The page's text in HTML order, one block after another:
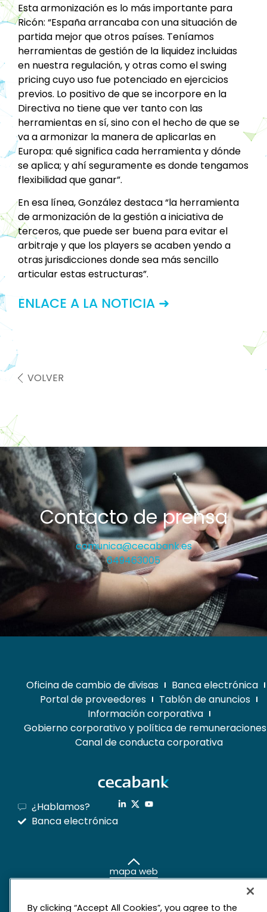
Esta armonización es lo más importante para
Ricón: “España arrancaba con una situación de
partida mejor que otros países. Teníamos
herramientas de gestión de la liquidez incluidas
en nuestra regulación, y otras como el swing
pricing cuyo uso fue potenciado en ejercicios
previos. Lo positivo de que se incorpore en la
Directiva no tiene que ver tanto con las
herramientas en sí, sino con el hecho de que se
va a armonizar la manera de aplicarlas en
Europa: qué significa cada herramienta y dónde
se aplica; y ahí seguramente es donde tengamos
flexibilidad que ganar”.
En esa línea, González destaca “la herramienta
de armonización de la gestión a iniciativa de
terceros, que puede ser buena para evitar el
arbitraje y que los players se acaben yendo a
otras jurisdicciones donde sea más sencillo
articular estas estructuras”.
ENLACE A LA NOTICIA ➜
VOLVER
Contacto de prensa
comunica@cecabank.es
649463005
Oficina de cambio de divisas
Banca electrónica
Portal de proveedores
Tablón de anuncios
Información corporativa
Gobierno corporativo y política de remuneraciones
Canal de conducta corporativa
¿Hablamos?
Banca electrónica
mapa web
By clicking “Accept All Cookies”, you agree to the